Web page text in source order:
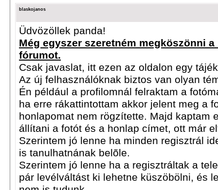
blaskojanos
Üdvözöllek panda!
Még egyszer szeretném megköszönni
fórumot.
Csak javaslat, itt ezen az oldalon egy
Az új felhasználóknak biztos van olyan
Én például a profilomnál felraktam a
ha erre rákattintottam akkor jelent meg a
honlapomat nem rögzítette. Majd kaptam
állítani a fotót és a honlap címet, ott már
Szerintem jó lenne ha minden regisztrál
is tanulhatnának belõle.
Szerintem jó lenne ha a regisztráltak a
pár levélváltást ki lehetne küszöbölni, és